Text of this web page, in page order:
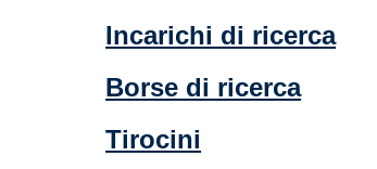
Incarichi di ricerca
Borse di ricerca
Tirocini